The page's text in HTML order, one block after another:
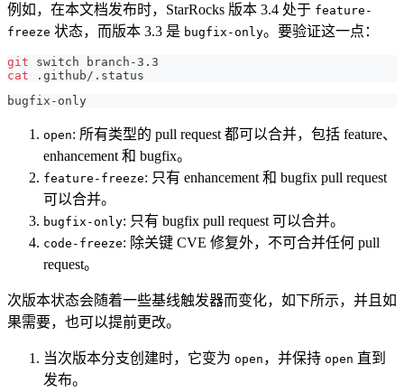
例如，在本文档发布时，StarRocks 版本 3.4 处于 feature-
freeze 状态，而版本 3.3 是 bugfix-only。要验证这一点：
git switch branch-3.3
cat .github/.status
bugfix-only
open: 所有类型的 pull request 都可以合并，包括 feature、
enhancement 和 bugfix。
feature-freeze: 只有 enhancement 和 bugfix pull request
可以合并。
bugfix-only: 只有 bugfix pull request 可以合并。
code-freeze: 除关键 CVE 修复外，不可合并任何 pull
request。
次版本状态会随着一些基线触发器而变化，如下所示，并且如
果需要，也可以提前更改。
当次版本分支创建时，它变为 open ，并保持 open 直到
发布。